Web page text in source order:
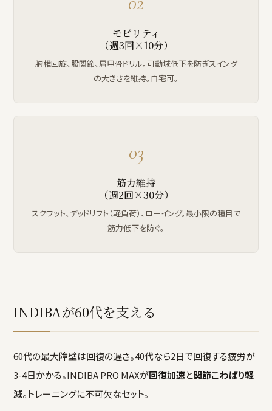
モビリティ
（週3回×10分）
胸椎回旋、股関節、肩甲骨ドリル。可動域低下を防ぎスイング
の大きさを維持。自宅可。
03
筋力維持
（週2回×30分）
スクワット、デッドリフト（軽負荷）、ローイング。最小限の種目で
筋力低下を防ぐ。
INDIBAが60代を支える
60代の最大障壁は回復の遅さ。40代なら2日で回復する疲労が
3-4日かかる。INDIBA PRO MAXが回復加速と関節こわばり軽
減。トレーニングに不可欠なセット。